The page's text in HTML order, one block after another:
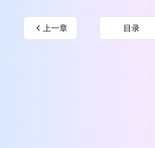
上一章 目录